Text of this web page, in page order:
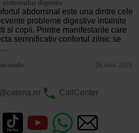
sistemului digestiv
abdominal este una dintre cele
probleme digestive intalnite
si copii. Printre manifestarile care
semnificativ confortul zilnic se
26 iulie 2026
CallCenter